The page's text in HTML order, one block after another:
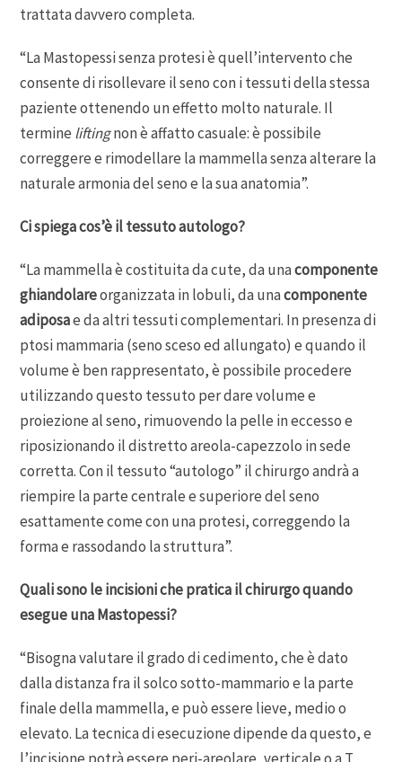
trattata davvero completa.
“La Mastopessi senza protesi è quell’intervento che
consente di risollevare il seno con i tessuti della stessa
paziente ottenendo un effetto molto naturale. Il
termine liftingnon è affatto casuale: è possibile
correggere e rimodellare la mammella senza alterare la
naturale armonia del seno e la sua anatomia”.
Ci spiega cos’è il tessuto autologo?
“La mammella è costituita da cute, da unacomponente
ghiandolareorganizzata in lobuli, da unacomponente
adiposae da altri tessuti complementari. In presenza di
ptosi mammaria (seno sceso ed allungato) e quando il
volume è ben rappresentato, è possibile procedere
utilizzando questo tessuto per dare volume e
proiezione al seno, rimuovendo la pelle in eccesso e
riposizionando il distretto areola-capezzolo in sede
corretta. Con il tessuto “autologo” il chirurgo andrà a
riempire la parte centrale e superiore del seno
esattamente come con una protesi, correggendo la
forma e rassodando la struttura”.
Quali sono le incisioni che pratica il chirurgo quando
esegue una Mastopessi?
“Bisogna valutare il grado di cedimento, che è dato
dalla distanza fra il solco sotto-mammario e la parte
finale della mammella, e può essere lieve, medio o
elevato. La tecnica di esecuzione dipende da questo, e